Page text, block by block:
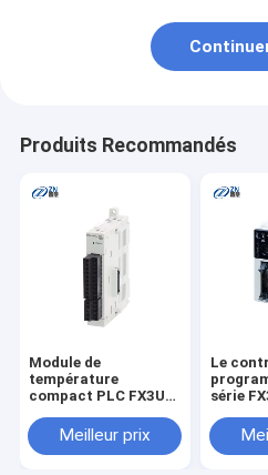
Produits Recommandés
Module de
température
compact PLC FX3U-
Meilleur prix
Le
série